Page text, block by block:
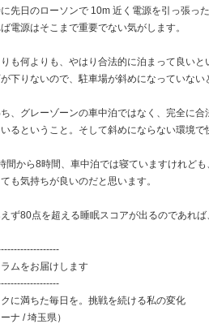
先日のローソンで 10m 近く電源を引っ張っ
電源はそこまで重要でない気がします。
も何よりも、やはり合法的に泊まって良い
下りないので、駐車場が斜めになっていない
、グレーゾーンの車中泊ではなく、完全に
るということ。そして斜めにならない環境で
間から8時間、車中泊では寝ていますけれど
も気持ちが良いのだと思います。
ず80点を超える睡眠スコアが出るのであれ
ムをお届けします
に満ちた毎日を。挑戦を続ける私の変化
ーナ / 埼玉県）